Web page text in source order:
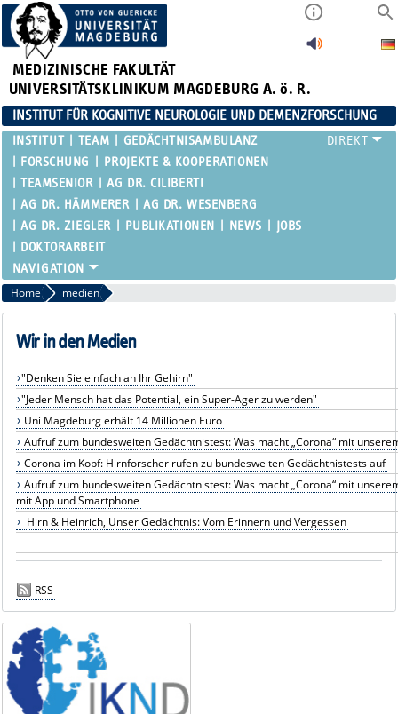
MEDIZINISCHE FAKULTÄT
UNIVERSITÄTSKLINIKUM MAGDEBURG A. ö. R.
INSTITUT FÜR KOGNITIVE NEUROLOGIE UND DEMENZFORSCHUNG
INSTITUT TEAM
GEDÄCHTNISAMBULANZ
FORSCHUNG
PROJEKTE & KOOPERATIONEN
TEAMSENIOR
AG DR. CILIBERTI
AG DR. HÄMMERER
AG DR. WESENBERG
AG DR. ZIEGLER
PUBLIKATIONEN NEWS
JOBS
DOKTORARBEIT
Home medien
Wir in den Medien
"Denken Sie einfach an Ihr Gehirn"
"Jeder Mensch hat das Potential, ein Super-Ager zu werden"
Uni Magdeburg erhält 14 Millionen Euro
Aufruf zum bundesweiten Gedächtnistest: Was macht „Corona“ mit
Corona im Kopf: Hirnforscher rufen zu bundesweiten Gedächtnistests auf
Aufruf zum bundesweiten Gedächtnistest: Was macht „Corona“ mit
mit App und Smartphone
Hirn & Heinrich, Unser Gedächtnis: Vom Erinnern und Vergessen
RSS